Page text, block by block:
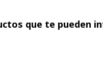
que te pueden